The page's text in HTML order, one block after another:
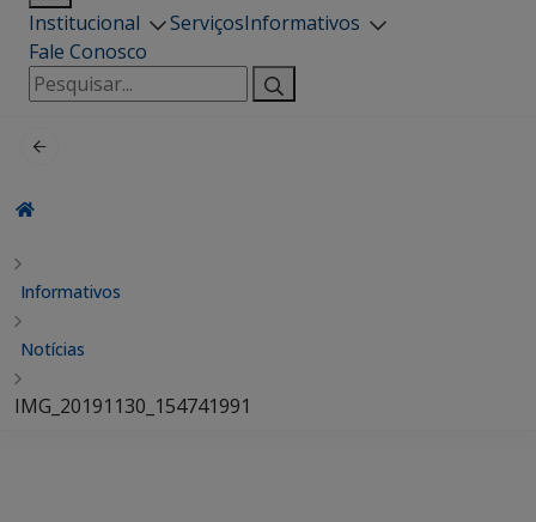
Institucional ServiçosInformativos
Fale Conosco
Pesquisar
por:
Informativos
Notícias
IMG_20191130_154741991